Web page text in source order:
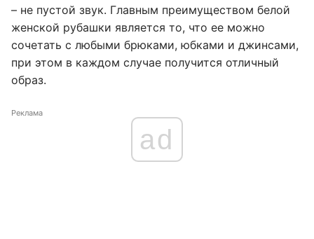
– не пустой звук. Главным преимуществом белой
женской рубашки является то, что ее можно
сочетать с любыми брюками, юбками и джинсами,
при этом в каждом случае получится отличный
образ.
Реклама
ad